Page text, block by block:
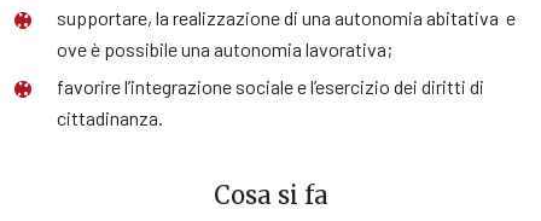
supportare, la realizzazione di una autonomia abitativa e
ove è possibile una autonomia lavorativa;
favorire l’integrazione sociale e l’esercizio dei diritti di
cittadinanza.
Cosa si fa